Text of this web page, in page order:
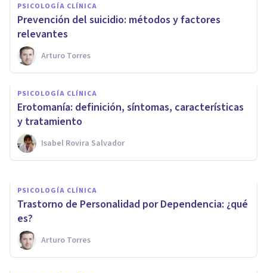
PSICOLOGÍA CLÍNICA
Prevención del suicidio: métodos y factores
relevantes
Arturo Torres
PSICOLOGÍA CLÍNICA
Erotomanía: definición, síntomas, características
y tratamiento
Isabel Rovira Salvador
PSICOLOGÍA CLÍNICA
Inventario Clínico Multiaxial
de Millon: cómo funciona y qué
contiene
Laura Ruiz Mitjana
PSICOLOGÍA CLÍNICA
​Trastorno de Personalidad por Dependencia: ¿qué
es?
Arturo Torres